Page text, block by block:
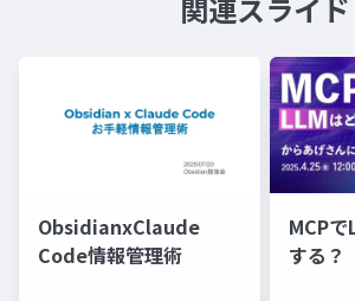
関連スライド
ObsidianxClaude
Code情報管理術
MCP
する？